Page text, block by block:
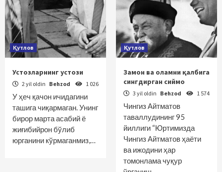
Қутлов
Устозларнинг устози
2 yil oldin Behzod 1 026
У ҳеч қачон ичидагини
ташига чиқармаган. Унинг
бирор марта асабий ё
жиғибийрон бўлиб
юрганини кўрмаганмиз,…
Қутлов
Замон ва оламни қалбига
сингдирган сиймо
3 yil oldin Behzod 1 574
Чингиз Айтматов
таваллудининг 95
йиллиги “Юртимизда
Чингиз Айтматов ҳаёти
ва ижодини ҳар
томонлама чуқур